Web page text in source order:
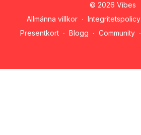
© 2026 Vibes
Allmänna villkor ∙ Integritetspolicy
Presentkort ∙ Blogg ∙ Community ∙